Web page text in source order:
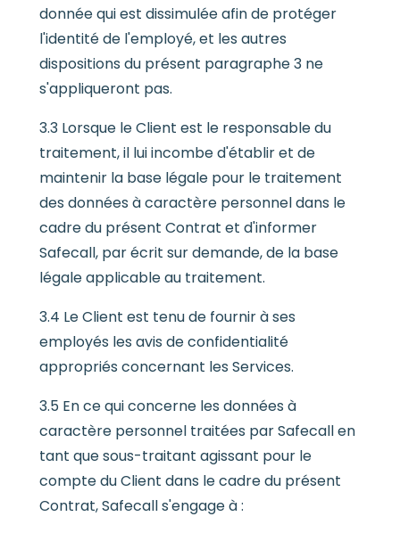
donnée qui est dissimulée afin de protéger
l'identité de l'employé, et les autres
dispositions du présent paragraphe 3 ne
s'appliqueront pas.
3.3 Lorsque le Client est le responsable du
traitement, il lui incombe d'établir et de
maintenir la base légale pour le traitement
des données à caractère personnel dans le
cadre du présent Contrat et d'informer
Safecall, par écrit sur demande, de la base
légale applicable au traitement.
3.4 Le Client est tenu de fournir à ses
employés les avis de confidentialité
appropriés concernant les Services.
3.5 En ce qui concerne les données à
caractère personnel traitées par Safecall en
tant que sous-traitant agissant pour le
compte du Client dans le cadre du présent
Contrat, Safecall s'engage à :